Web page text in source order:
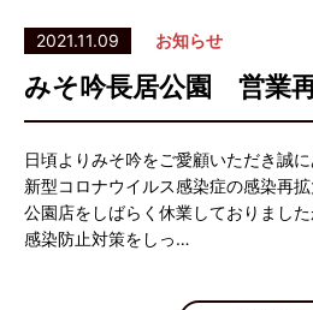
2021.11.09 お知らせ
みそ吟長居公園 営業
日頃よりみそ吟をご愛顧いただき誠に
新型コロナウイルス感染症の感染再
公園店をしばらく休業しておりまし
感染防止対策をしっ…